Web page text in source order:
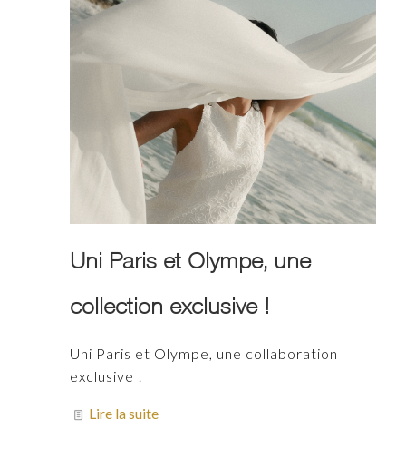
Uni Paris et Olympe, une
collection exclusive !
Uni Paris et Olympe, une collaboration
exclusive !
Lire la suite